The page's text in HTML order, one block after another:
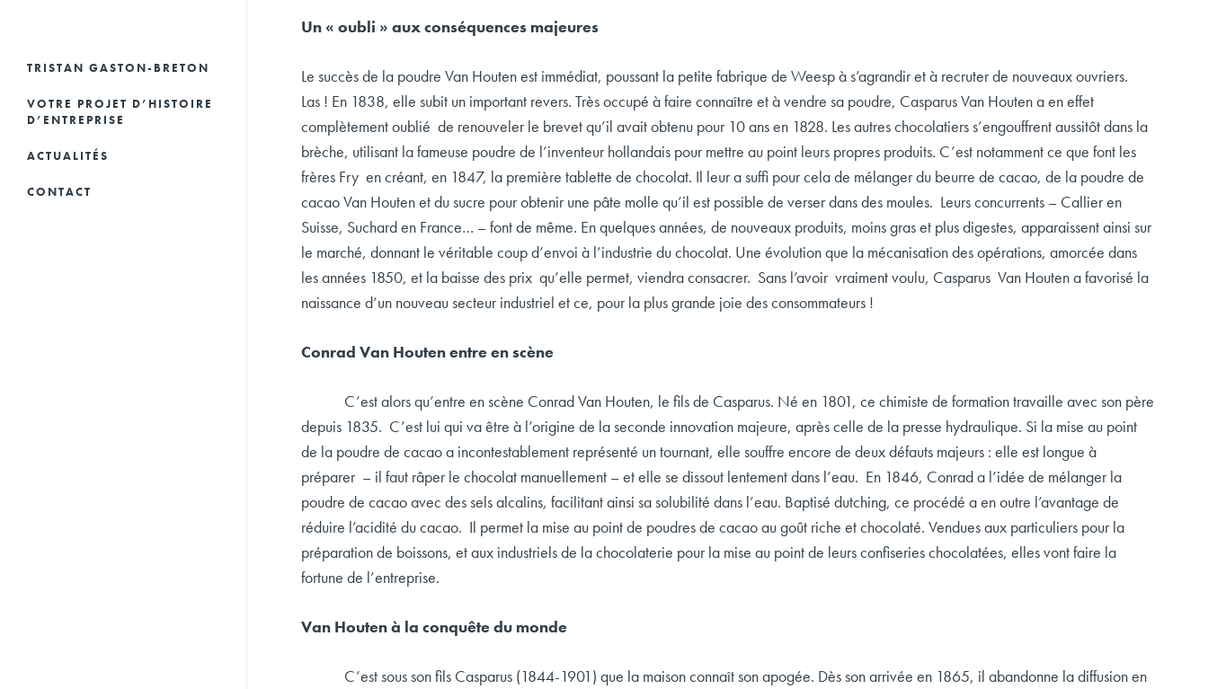
TRISTAN GASTON-BRETON
VOTRE PROJET D’HISTOIRE
D’ENTREPRISE
LIVRES D’ENTREPRISES
CONSEILS ET
ACTUALITÉS
HISTOIRES
CONTACT
Un « oubli » aux conséquences majeures
Le succès de la poudre Van Houten est immédiat, poussant la petite fabrique de Weesp à s’agrandir et à recruter de nouveaux ouvriers.
Las ! En 1838, elle subit un important revers. Très occupé à faire connaître et à vendre sa poudre, Casparus Van Houten a en effet
complètement oublié de renouveler le brevet qu’il avait obtenu pour 10 ans en 1828. Les autres chocolatiers s’engouffrent aussitôt dans la
brèche, utilisant la fameuse poudre de l’inventeur hollandais pour mettre au point leurs propres produits. C’est notamment ce que font les
frères Fry en créant, en 1847, la première tablette de chocolat. Il leur a suffi pour cela de mélanger du beurre de cacao, de la poudre de
cacao Van Houten et du sucre pour obtenir une pâte molle qu’il est possible de verser dans des moules. Leurs concurrents – Callier en
Suisse, Suchard en France… – font de même. En quelques années, de nouveaux produits, moins gras et plus digestes, apparaissent ainsi sur
le marché, donnant le véritable coup d’envoi à l’industrie du chocolat. Une évolution que la mécanisation des opérations, amorcée dans
les années 1850, et la baisse des prix qu’elle permet, viendra consacrer. Sans l’avoir vraiment voulu, Casparus Van Houten a favorisé la
naissance d’un nouveau secteur industriel et ce, pour la plus grande joie des consommateurs !
Conrad Van Houten entre en scène
C’est alors qu’entre en scène Conrad Van Houten, le fils de Casparus. Né en 1801, ce chimiste de formation travaille avec son père
depuis 1835. C’est lui qui va être à l’origine de la seconde innovation majeure, après celle de la presse hydraulique. Si la mise au point
de la poudre de cacao a incontestablement représenté un tournant, elle souffre encore de deux défauts majeurs : elle est longue à
préparer – il faut râper le chocolat manuellement – et elle se dissout lentement dans l’eau. En 1846, Conrad a l’idée de mélanger la
poudre de cacao avec des sels alcalins, facilitant ainsi sa solubilité dans l’eau. Baptisé dutching, ce procédé a en outre l’avantage de
réduire l’acidité du cacao. Il permet la mise au point de poudres de cacao au goût riche et chocolaté. Vendues aux particuliers pour la
préparation de boissons, et aux industriels de la chocolaterie pour la mise au point de leurs confiseries chocolatées, elles vont faire la
fortune de l’entreprise.
Van Houten à la conquête du monde
C’est sous son fils Casparus (1844-1901) que la maison connaît son apogée. Dès son arrivée en 1865, il abandonne la diffusion en